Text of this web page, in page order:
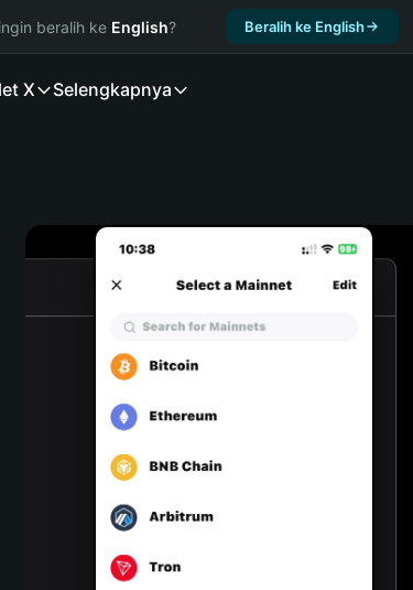
beralih ke English? Beralih ke English
X Selengkapnya